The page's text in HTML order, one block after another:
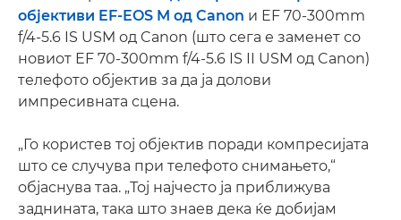
објективи EF-EOS M од Canon и EF 70-300mm
f/4-5.6 IS USM од Canon (што сега е заменет со
новиот EF 70-300mm f/4-5.6 IS II USM од Canon)
телефото објектив за да ја долови
импресивната сцена.
„Го користев тој објектив поради компресијата
што се случува при телефото снимањето,“
објаснува таа. „Тој најчесто ја приближува
заднината, така што знаев дека ќе добијам